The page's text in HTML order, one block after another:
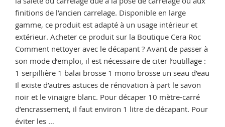
finitions de l’ancien carrelage. Disponible en large
gamme, ce produit est adapté à un usage intérieur et
extérieur. Acheter ce produit sur la Boutique Cera Roc
Comment nettoyer avec le décapant ? Avant de passer à
son mode d’emploi, il est nécessaire de citer l’outillage :
1 serpillière 1 balai brosse 1 mono brosse un seau d’eau
Il existe d’autres astuces de rénovation à part le savon
noir et le vinaigre blanc. Pour décaper 10 mètre-carré
d’encrassement, il faut environ 1 litre de décapant. Pour
éviter les …